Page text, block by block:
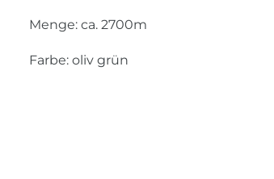
Menge: ca. 2700m
Farbe: oliv grün